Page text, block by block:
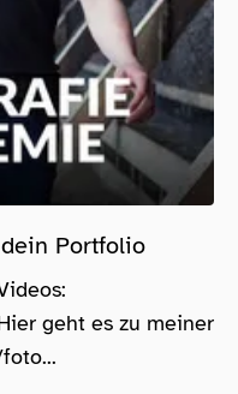
Portfolio
geht es zu meiner